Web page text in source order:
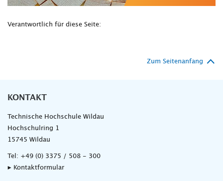
Verantwortlich für diese Seite:
Zum Seitenanfang
KONTAKT
Technische Hochschule Wildau
Hochschulring 1
15745 Wildau
Tel: +49 (0) 3375 / 508 - 300
▸ Kontaktformular